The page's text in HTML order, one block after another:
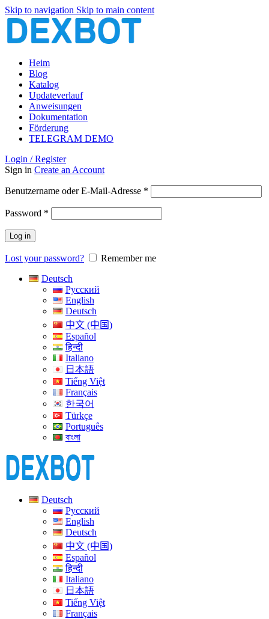
Skip to navigation Skip to main content
Heim
Blog
Katalog
Updateverlauf
Anweisungen
Dokumentation
Förderung
TELEGRAM DEMO
Login / Register
Sign in Create an Account
Benutzername oder E-Mail-Adresse *
Password *
Log in
Lost your password?
Remember me
Deutsch
Русский
English
Deutsch
中文 (中国)
Español
हिन्दी
Italiano
日本語
Tiếng Việt
Français
한국어
Türkçe
Português
বাংলা
Deutsch
Русский
English
Deutsch
中文 (中国)
Español
हिन्दी
Italiano
日本語
Tiếng Việt
Français